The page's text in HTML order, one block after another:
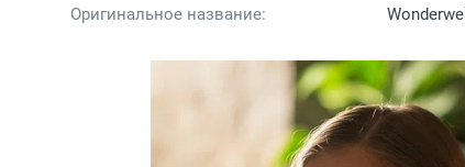
Оригинальное название: Wonderwell